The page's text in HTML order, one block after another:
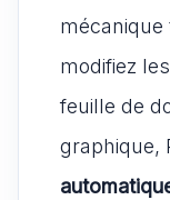
mécanique
modifiez
feuille de
graphique,